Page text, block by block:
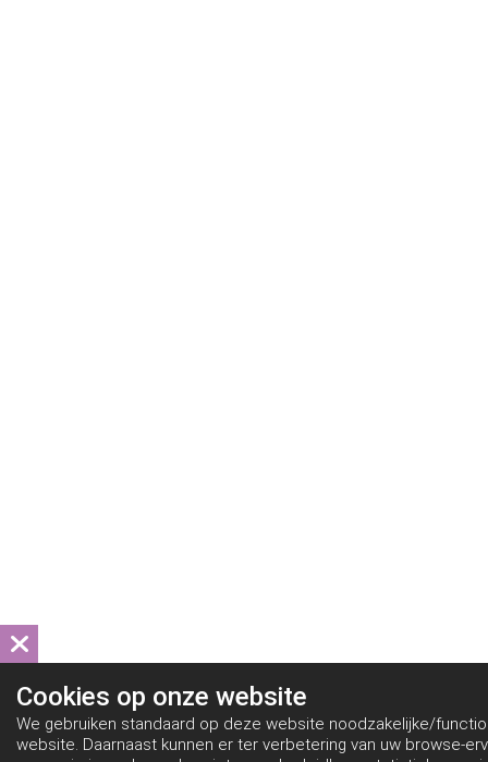
Cookies op onze website
We gebruiken standaard op deze website noodzakelijke/
website. Daarnaast kunnen er ter verbetering van uw browse-